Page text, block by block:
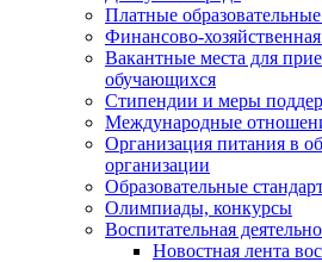
Платные
Финансово-хозяйственная
Вакантные места для
обучающихся
Стипендии и меры
Международные
Организация питания в
организации
Образовательные
Олимпиады, конкурсы
Воспитательная
Новостная лента